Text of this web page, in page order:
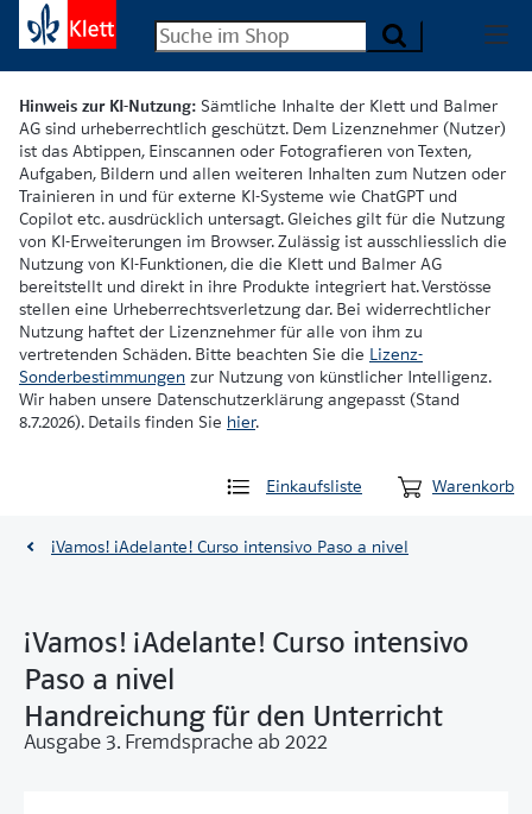
Hinweis zur KI-Nutzung: Sämtliche Inhalte der Klett und Balmer
AG sind urheberrechtlich geschützt. Dem Lizenznehmer (Nutzer)
ist das Abtippen, Einscannen oder Fotografieren von Texten,
Aufgaben, Bildern und allen weiteren Inhalten zum Nutzen oder
Trainieren in und für externe KI-Systeme wie ChatGPT und
Copilot etc. ausdrücklich untersagt. Gleiches gilt für die Nutzung
von KI-Erweiterungen im Browser. Zulässig ist ausschliesslich die
Nutzung von KI-Funktionen, die die Klett und Balmer AG
bereitstellt und direkt in ihre Produkte integriert hat. Verstösse
stellen eine Urheberrechtsverletzung dar. Bei widerrechtlicher
Nutzung haftet der Lizenznehmer für alle von ihm zu
vertretenden Schäden. Bitte beachten Sie die Lizenz-
Sonderbestimmungen zur Nutzung von künstlicher Intelligenz.
Wir haben unsere Datenschutzerklärung angepasst (Stand
8.7.2026). Details finden Sie hier.
Einkaufsliste Warenkorb
¡Vamos! ¡Adelante! Curso intensivo Paso a nivel
¡Vamos! ¡Adelante! Curso intensivo
Paso a nivel
Handreichung für den Unterricht
Ausgabe 3. Fremdsprache ab 2022